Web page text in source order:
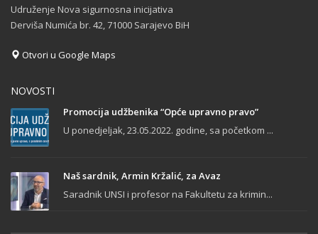
Udruženje Nova sigurnosna inicijativa
Derviša Numića br. 42, 71000 Sarajevo BiH
Otvori u Google Maps
NOVOSTI
Promocija udžbenika “Opće upravno pravo”
U ponedjeljak, 23.05.2022. godine, sa početkom ...
Naš sardnik, Armin Kržalić, za Avaz
Saradnik UNSI i profesor na Fakultetu za krimin...